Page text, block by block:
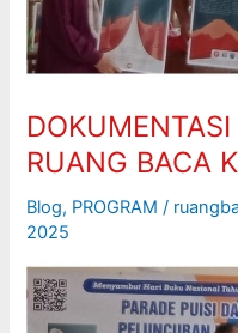
RUANG BACA
Blog, PROGRAM /
2025